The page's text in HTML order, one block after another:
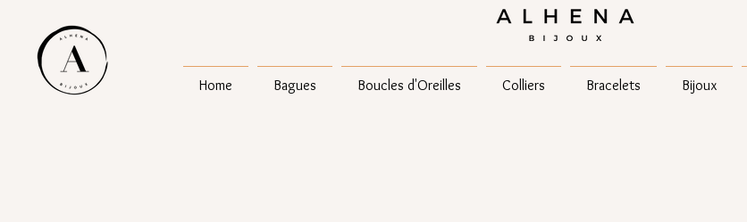
Home Bagues Boucles d'Oreilles Colliers Bracelets Bijoux